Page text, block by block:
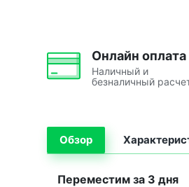
Онлайн оплата
Наличный и
безналичный
Обзор
Переместим за 3 дня